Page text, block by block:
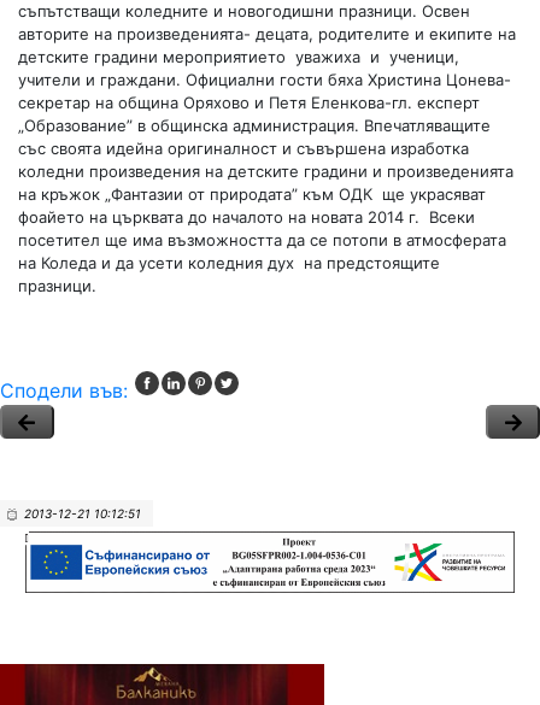
съпътстващи коледните и новогодишни празници. Освен
авторите на произведенията- децата, родителите и екипите на
детските градини мероприятието уважиха и ученици,
учители и граждани. Официални гости бяха Христина Цонева-
секретар на община Оряхово и Петя Еленкова-гл. експерт
„Образование” в общинска администрация. Впечатляващите
със своята идейна оригиналност и съвършена изработка
коледни произведения на детските градини и произведенията
на кръжок „Фантазии от природата” към ОДК ще украсяват
фоайето на църквата до началото на новата 2014 г. Всеки
посетител ще има възможността да се потопи в атмосферата
на Коледа и да усети коледния дух на предстоящите
празници.
Сподели във:
2013-12-21 10:12:51